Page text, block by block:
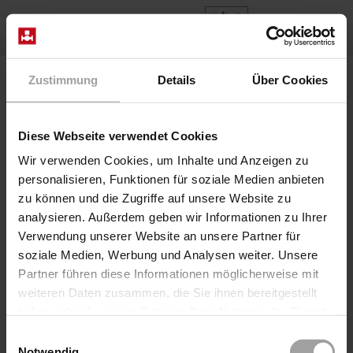
Zustimmung Details Über Cookies
Diese Webseite verwendet Cookies
Wir verwenden Cookies, um Inhalte und Anzeigen zu
personalisieren, Funktionen für soziale Medien anbieten
zu können und die Zugriffe auf unsere Website zu
analysieren. Außerdem geben wir Informationen zu Ihrer
Verwendung unserer Website an unsere Partner für
soziale Medien, Werbung und Analysen weiter. Unsere
Partner führen diese Informationen möglicherweise mit
weiteren Daten zusammen, die Sie ihnen bereitgestellt
FR
Vanne à siège pneumatique direct
Série F22
La vanne à brides de la série 22 dans le type de